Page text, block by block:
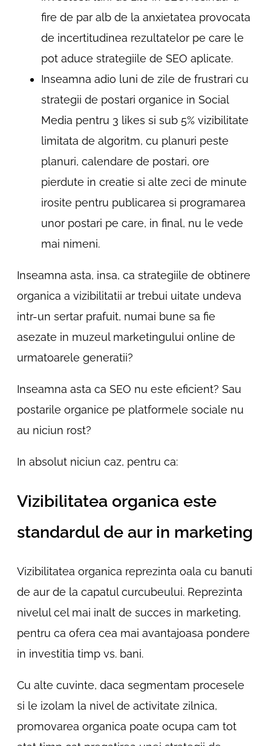
fire de par alb de la anxietatea provocata
de incertitudinea rezultatelor pe care le
pot aduce strategiile de SEO aplicate.
Inseamna adio luni de zile de frustrari cu
strategii de postari organice in Social
Media pentru 3 likes si sub 5% vizibilitate
limitata de algoritm, cu planuri peste
planuri, calendare de postari, ore
pierdute in creatie si alte zeci de minute
irosite pentru publicarea si programarea
unor postari pe care, in final, nu le vede
mai nimeni.
Inseamna asta, insa, ca strategiile de obtinere
organica a vizibilitatii ar trebui uitate undeva
intr-un sertar prafuit, numai bune sa fie
asezate in muzeul marketingului online de
urmatoarele generatii?
Inseamna asta ca SEO nu este eficient? Sau
postarile organice pe platformele sociale nu
au niciun rost?
In absolut niciun caz, pentru ca:
Vizibilitatea organica este
standardul de aur in marketing
Vizibilitatea organica reprezinta oala cu banuti
de aur de la capatul curcubeului. Reprezinta
nivelul cel mai inalt de succes in marketing,
pentru ca ofera cea mai avantajoasa pondere
in investitia timp vs. bani.
Cu alte cuvinte, daca segmentam procesele
si le izolam la nivel de activitate zilnica,
promovarea organica poate ocupa cam tot